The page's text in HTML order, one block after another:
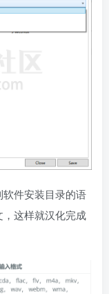
件安装目录的语
这样就汉化完成